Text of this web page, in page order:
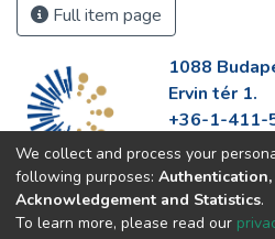
Full item page
1088
Ervin tér 1.
+36-1-411-
https://
We collect and process your
following purposes: Authentication,
Acknowledgement and Statistics.
To learn more, please read our